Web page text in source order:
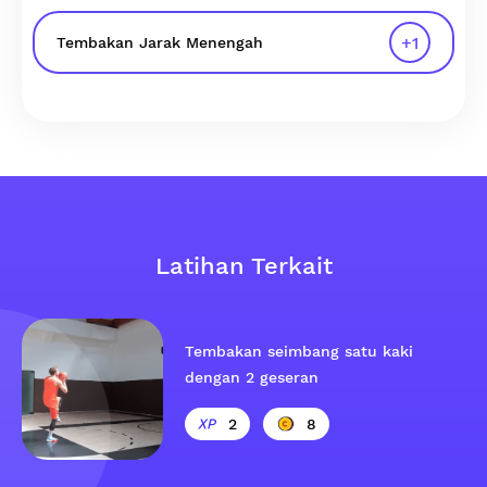
Tembakan Jarak Menengah +1
Latihan Terkait
Tembakan seimbang satu kaki
dengan 2 geseran
2 8